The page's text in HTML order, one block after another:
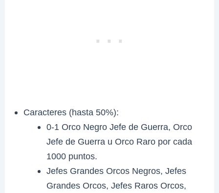
Caracteres (hasta 50%):
0-1 Orco Negro Jefe de Guerra, Orco
Jefe de Guerra u Orco Raro por cada
1000 puntos.
Jefes Grandes Orcos Negros, Jefes
Grandes Orcos, Jefes Raros Orcos,